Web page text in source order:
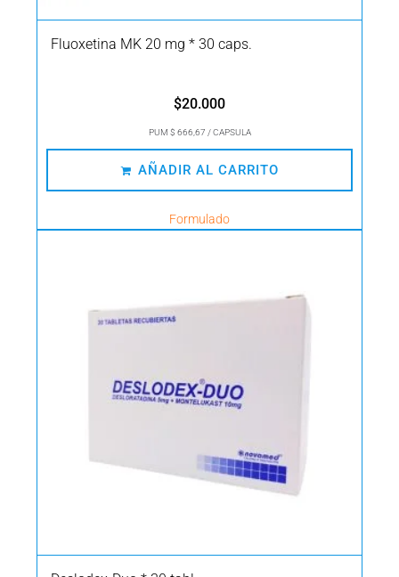
Fluoxetina MK 20 mg * 30 caps.
$20.000
PUM $ 666,67 / CAPSULA
AÑADIR AL CARRITO
Formulado